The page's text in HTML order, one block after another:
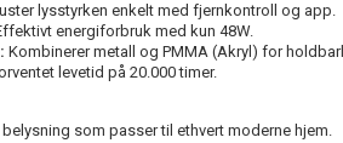
lysstyrken enkelt med fjernkontroll og app.
energiforbruk med kun 48W.
Kombinerer metall og PMMA (Akryl) for
levetid på 20.000 timer.
som passer til ethvert moderne hjem.